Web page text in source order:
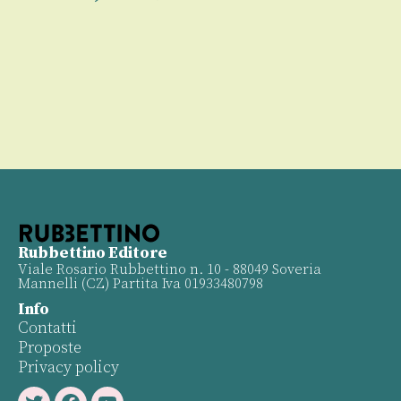
Rubbettino Editore
Viale Rosario Rubbettino n. 10 - 88049 Soveria
Mannelli (CZ) Partita Iva 01933480798
Info
Contatti
Proposte
Privacy policy